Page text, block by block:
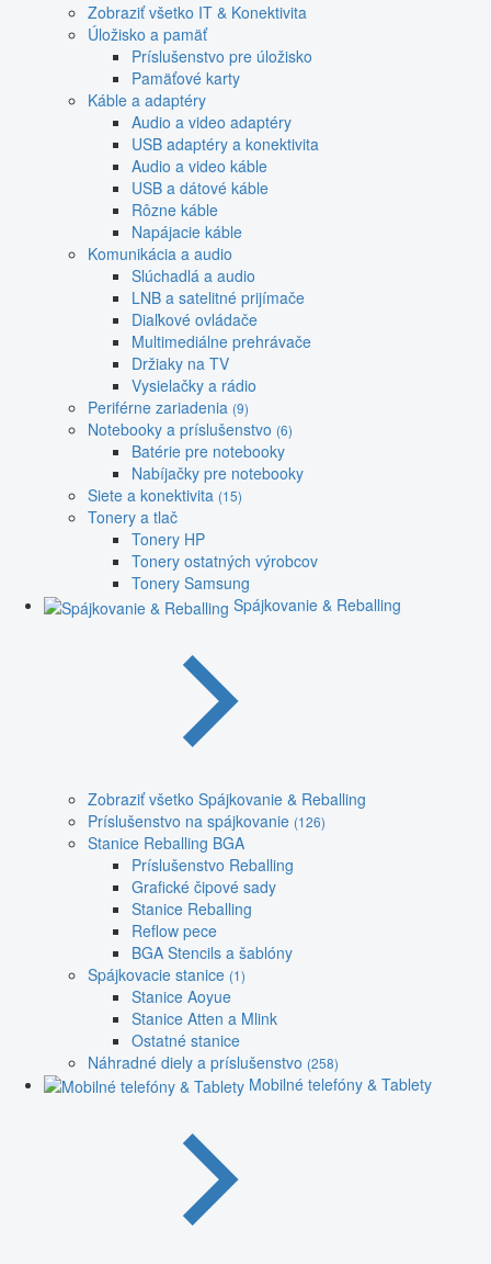
Zobraziť všetko IT & Konektivita
Úložisko a pamäť
Príslušenstvo pre úložisko
Pamäťové karty
Káble a adaptéry
Audio a video adaptéry
USB adaptéry a konektivita
Audio a video káble
USB a dátové káble
Rôzne káble
Napájacie káble
Komunikácia a audio
Slúchadlá a audio
LNB a satelitné prijímače
Diaľkové ovládače
Multimediálne prehrávače
Držiaky na TV
Vysielačky a rádio
Periférne zariadenia (9)
Notebooky a príslušenstvo (6)
Batérie pre notebooky
Nabíjačky pre notebooky
Siete a konektivita (15)
Tonery a tlač
Tonery HP
Tonery ostatných výrobcov
Tonery Samsung
Spájkovanie & Reballing
Zobraziť všetko Spájkovanie & Reballing
Príslušenstvo na spájkovanie (126)
Stanice Reballing BGA
Príslušenstvo Reballing
Grafické čipové sady
Stanice Reballing
Reflow pece
BGA Stencils a šablóny
Spájkovacie stanice (1)
Stanice Aoyue
Stanice Atten a Mlink
Ostatné stanice
Náhradné diely a príslušenstvo (258)
Mobilné telefóny & Tablety